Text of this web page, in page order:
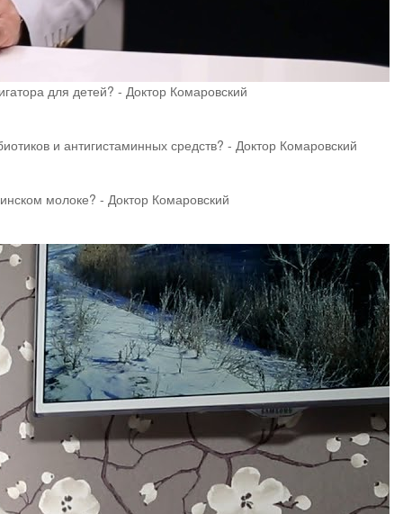
для детей? - Доктор Комаровский
и антигистаминных средств? - Доктор Комаровский
молоке? - Доктор Комаровский